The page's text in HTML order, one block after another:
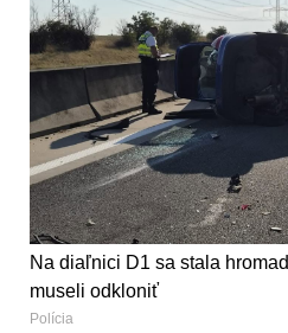
Na diaľnici D1 sa stala
museli odkloniť
Polícia